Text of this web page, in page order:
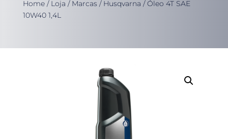
Home/ Loja / Marcas/ Husqvarna / Óleo 4T SAE
10W40 1,4L